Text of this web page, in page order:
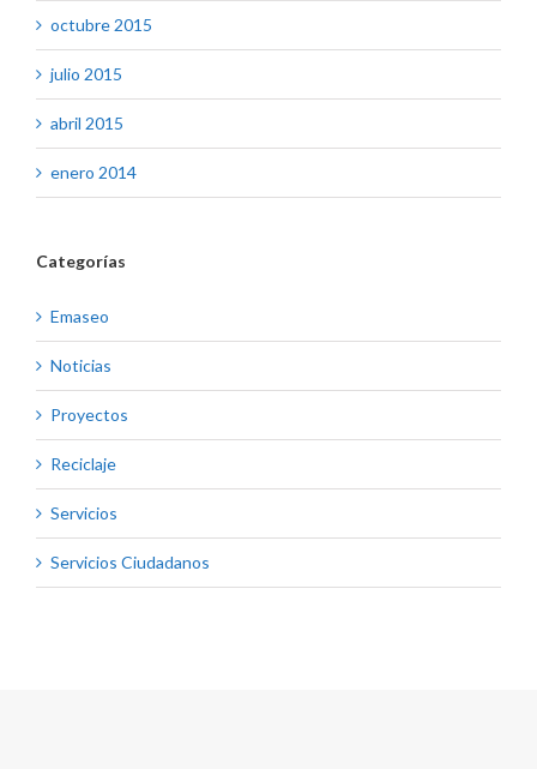
octubre 2015
julio 2015
abril 2015
enero 2014
Categorías
Emaseo
Noticias
Proyectos
Reciclaje
Servicios
Servicios Ciudadanos